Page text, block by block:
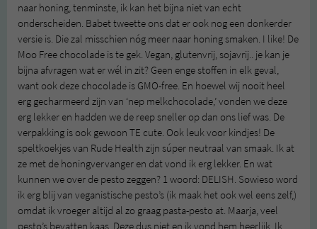
naar honing, tenminste, ik kan het bijna niet van echt
onderscheiden. Babet tweette ons dat er ook nog een donkerder
versie is. Die zal misschien nóg meer naar honing smaken. I like! De
Moo Free chocolade is te gek. Vegan, glutenvrij, sojavrij.. je kan je
bijna afvragen wat er wél in zit? Geen enge stoffen in elk geval,
want ook deze chocolade is GMO-free. En hoewel wij nooit heel
erg gecharmeerd zijn van ‘nep melkchocolade,’ vonden we deze
erg lekker en hadden we de reep sneller op dan ons lief was. De
verpakking is ook gewoon TE cute. Ook leuk voor kindjes! De
speltkoekjes van Rude Health zijn súper neutraal van smaak. Ik at
ze met de honingvervanger en dat vond ik erg lekker. En wat
kunnen we over de pesto zeggen? 1 woord: DELISH. Sowieso word
ik erg blij van veganistische pesto’s (ik maak het ook wel eens zelf,)
omdat ik vroeger altijd al zo graag pasta-pesto at. Maarja, veel
pesto’s bevatten kaas. Deze dus niet en ik vond hem heerlijk. Ik